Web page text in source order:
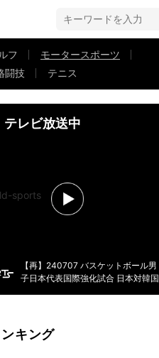
フ
モータースポーツ
闘技 テニス
激突…放送席も言葉を失う
テレビ放送中
【再】240707 バスケットボール男
子日本代表国際強化試合 日本対韓国
キング